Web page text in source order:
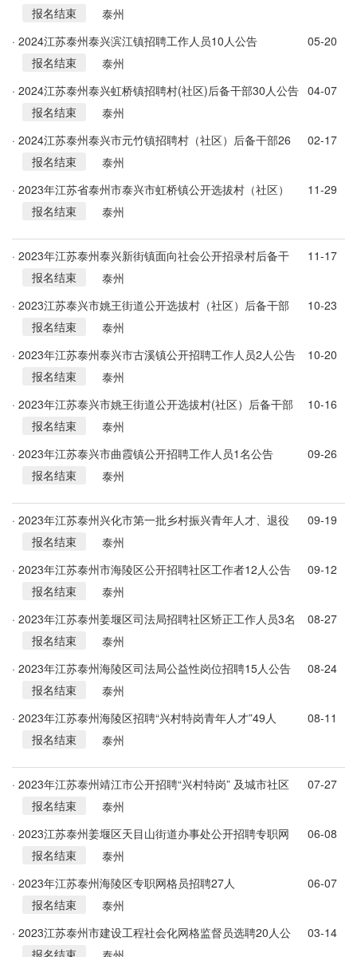
报名结束
泰州
· 2024江苏泰州泰兴滨江镇招聘工作人员10人公告
05-20
报名结束
泰州
· 2024江苏泰州泰兴虹桥镇招聘村(社区)后备干部30人公告 04-07
报名结束
泰州
· 2024江苏泰州泰兴市元竹镇招聘村（社区）后备干部26
人公告
02-17
报名结束
泰州
· 2023年江苏省泰州市泰兴市虹桥镇公开选拔村（社区）
后备干部40名
11-29
报名结束
泰州
· 2023年江苏泰州泰兴新街镇面向社会公开招录村后备干
部30名
11-17
报名结束
泰州
· 2023江苏泰兴市姚王街道公开选拔村（社区）后备干部
28名补充公告
10-23
报名结束
泰州
· 2023年江苏泰州泰兴市古溪镇公开招聘工作人员2人公告
10-20
报名结束
泰州
· 2023年江苏泰兴市姚王街道公开选拔村(社区）后备干部
30人公告
10-16
报名结束
泰州
· 2023年江苏泰兴市曲霞镇公开招聘工作人员1名公告
09-26
报名结束
泰州
· 2023年江苏泰州兴化市第一批乡村振兴青年人才、退役
军人村干部选聘149公告
09-19
报名结束
泰州
· 2023年江苏泰州市海陵区公开招聘社区工作者12人公告
09-12
报名结束
泰州
· 2023年江苏泰州姜堰区司法局招聘社区矫正工作人员3名
公告
08-27
报名结束
泰州
· 2023年江苏泰州海陵区司法局公益性岗位招聘15人公告
08-24
报名结束
泰州
· 2023年江苏泰州海陵区招聘“兴村特岗青年人才”49人
08-11
报名结束
泰州
· 2023年江苏泰州靖江市公开招聘“兴村特岗” 及城市社区
工作83人
07-27
报名结束
泰州
· 2023江苏泰州姜堰区天目山街道办事处公开招聘专职网
格员4人
06-08
报名结束
泰州
· 2023年江苏泰州海陵区专职网格员招聘27人
06-07
报名结束
泰州
· 2023江苏泰州市建设工程社会化网格监督员选聘20人公
03-14
报名结束